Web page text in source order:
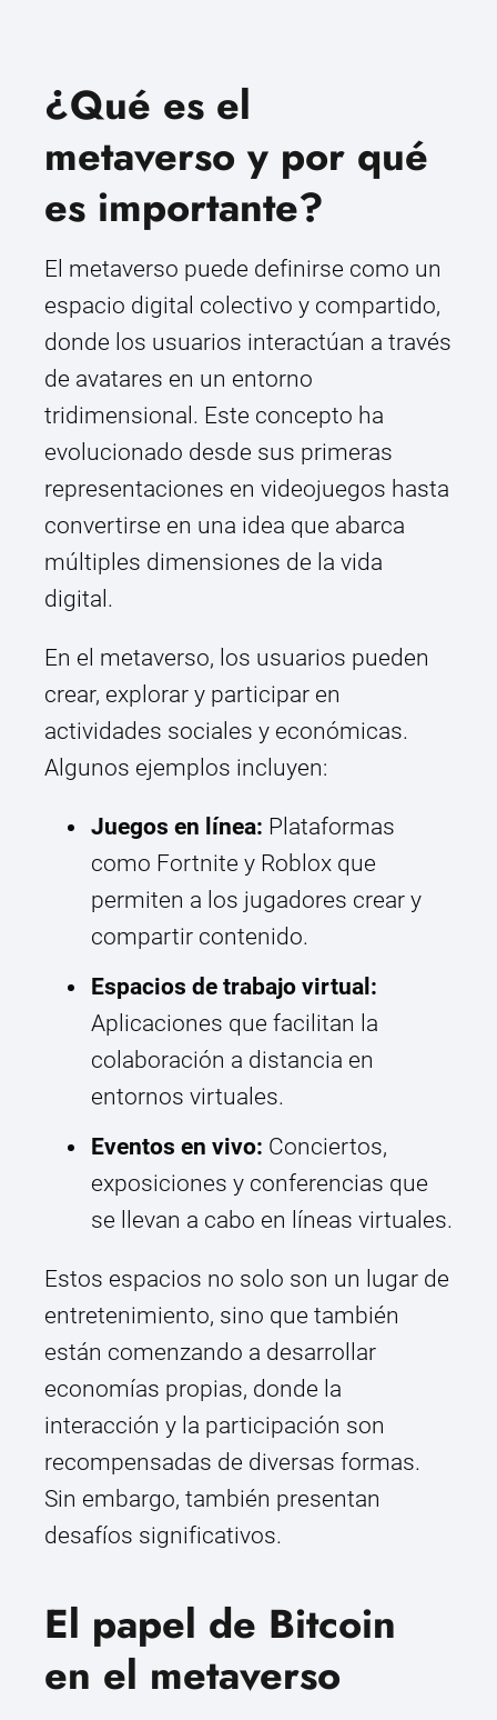
¿Qué es el
metaverso y por qué
es importante?
El metaverso puede definirse como un
espacio digital colectivo y compartido,
donde los usuarios interactúan a través
de avatares en un entorno
tridimensional. Este concepto ha
evolucionado desde sus primeras
representaciones en videojuegos hasta
convertirse en una idea que abarca
múltiples dimensiones de la vida
digital.
En el metaverso, los usuarios pueden
crear, explorar y participar en
actividades sociales y económicas.
Algunos ejemplos incluyen:
Juegos en línea: Plataformas
como Fortnite y Roblox que
permiten a los jugadores crear y
compartir contenido.
Espacios de trabajo virtual:
Aplicaciones que facilitan la
colaboración a distancia en
entornos virtuales.
Eventos en vivo: Conciertos,
exposiciones y conferencias que
se llevan a cabo en líneas virtuales.
Estos espacios no solo son un lugar de
entretenimiento, sino que también
están comenzando a desarrollar
economías propias, donde la
interacción y la participación son
recompensadas de diversas formas.
Sin embargo, también presentan
desafíos significativos.
El papel de Bitcoin
en el metaverso